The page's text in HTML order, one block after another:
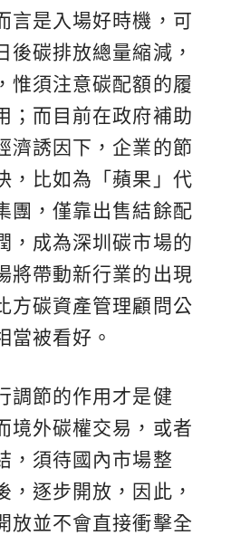
言是入場好時機，可
後碳排放總量縮減，
惟須注意碳配額的履
；而目前在政府補助
濟誘因下，企業的節
，比如為「蘋果」代
團，僅靠出售結餘配
，成為深圳碳市場的
將帶動新行業的出現
方碳資產管理顧問公
當被看好。
調節的作用才是健
境外碳權交易，或者
，須待國內市場整
，逐步開放，因此，
放並不會直接衝擊全